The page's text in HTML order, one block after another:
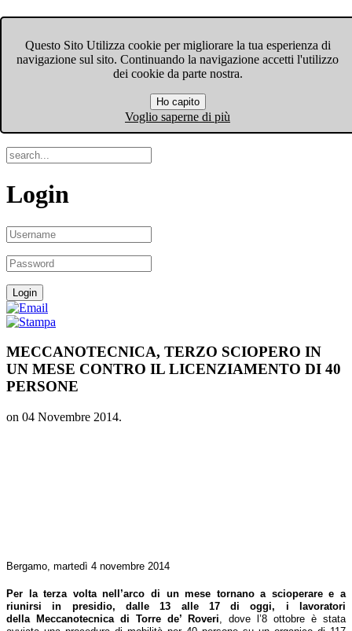
Questo Sito Utilizza cookie per migliorare la tua esperienza di
navigazione sul sito. Continuando la navigazione accetti l'utilizzo
dei cookie da parte nostra.
Ho capito
Voglio saperne di più
Menu
Login
MECCANOTECNICA, TERZO SCIOPERO IN
UN MESE CONTRO IL LICENZIAMENTO DI 40
PERSONE
on 04 Novembre 2014.
Bergamo, martedì 4 novembre 2014
Per la terza volta nell’arco di un mese tornano a scioperare e a
riunirsi in presidio, dalle 13 alle 17 di oggi, i lavoratori
della
Meccanotecnica di Torre de’ Roveri, dove l’8 ottobre è stata